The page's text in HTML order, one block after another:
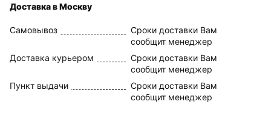
Доставка в Москву
Самовывоз
Сроки доставки Вам
сообщит менеджер
Доставка курьером
Сроки доставки Вам
сообщит менеджер
Пункт выдачи
Сроки доставки Вам
сообщит менеджер